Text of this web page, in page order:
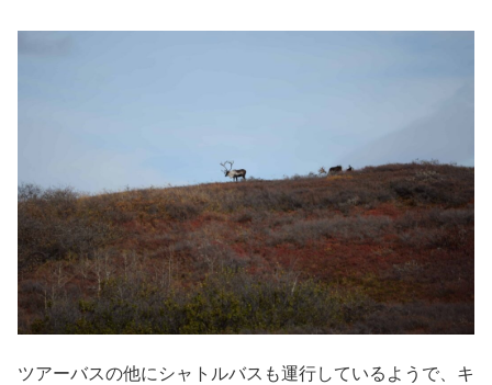
ツアーバスの他にシャトルバスも運行しているようで、キ